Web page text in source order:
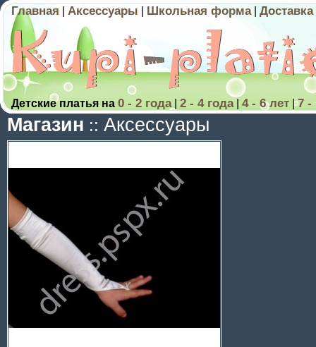
Главная Аксессуары Школьная форма| Доставка
Детские платья на 0 - 2 года| 2 - 4 года| 4 - 6 лет |7 -
Магазин :: Аксессуары